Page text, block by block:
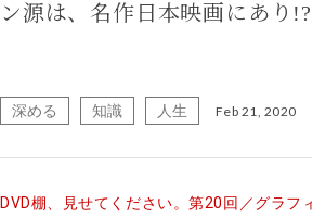
ン源は、名作日本映画にあり!?
深める 知識 人生 Feb 21, 2020
DVD棚、見せてください。第20回／グラフ